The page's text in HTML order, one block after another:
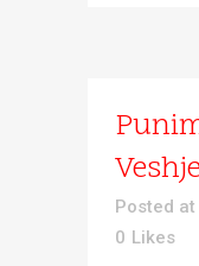
Posted at
0 Likes